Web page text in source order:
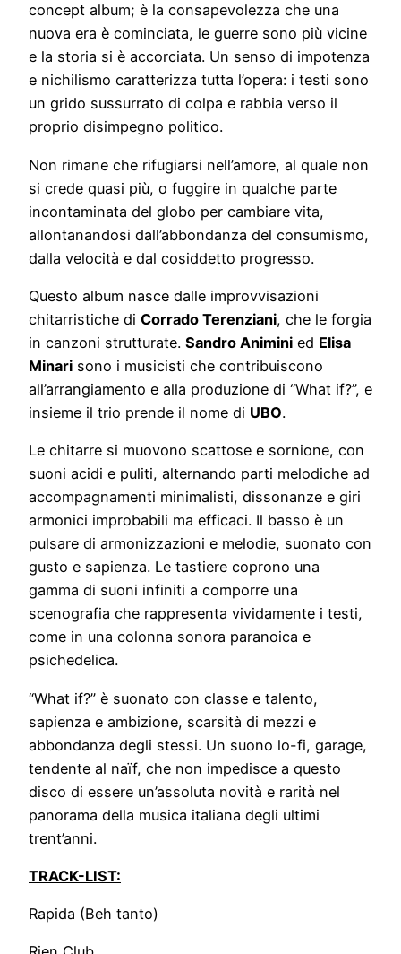
concept album; è la consapevolezza che una
nuova era è cominciata, le guerre sono più vicine
e la storia si è accorciata. Un senso di impotenza
e nichilismo caratterizza tutta l’opera: i testi sono
un grido sussurrato di colpa e rabbia verso il
proprio disimpegno politico.
Non rimane che rifugiarsi nell’amore, al quale non
si crede quasi più, o fuggire in qualche parte
incontaminata del globo per cambiare vita,
allontanandosi dall’abbondanza del consumismo,
dalla velocità e dal cosiddetto progresso.
Questo album nasce dalle improvvisazioni
chitarristiche di Corrado Terenziani, che le forgia
in canzoni strutturate. Sandro Animini ed Elisa
Minari sono i musicisti che contribuiscono
all’arrangiamento e alla produzione di “What if?”, e
insieme il trio prende il nome di UBO.
Le chitarre si muovono scattose e sornione, con
suoni acidi e puliti, alternando parti melodiche ad
accompagnamenti minimalisti, dissonanze e giri
armonici improbabili ma efficaci. Il basso è un
pulsare di armonizzazioni e melodie, suonato con
gusto e sapienza. Le tastiere coprono una
gamma di suoni infiniti a comporre una
scenografia che rappresenta vividamente i testi,
come in una colonna sonora paranoica e
psichedelica.
“What if?” è suonato con classe e talento,
sapienza e ambizione, scarsità di mezzi e
abbondanza degli stessi. Un suono lo-fi, garage,
tendente al naïf, che non impedisce a questo
disco di essere un’assoluta novità e rarità nel
panorama della musica italiana degli ultimi
trent’anni.
TRACK-LIST:
Rapida (Beh tanto)